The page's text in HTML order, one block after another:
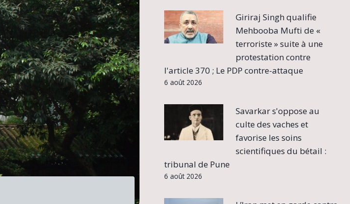
Giriraj Singh qualifie
Mehbooba Mufti de «
terroriste » suite à une
protestation contre
l'article 370 ; Le PDP contre-attaque
6 août 2026
Savarkar s'oppose au
culte des vaches et
favorise les soins
scientifiques du bétail :
tribunal de Pune
6 août 2026